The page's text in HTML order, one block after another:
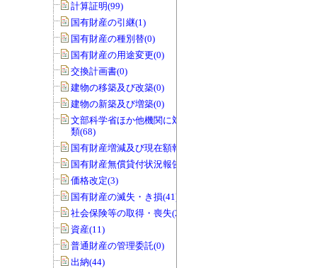
計算証明(99)
国有財産の引継(1)
国有財産の種別替(0)
国有財産の用途変更(0)
交換計画書(0)
建物の移築及び改築(0)
建物の新築及び増築(0)
文部科学省ほか他機関に対する報告書
類(68)
国有財産増減及び現在額報告書(32)
国有財産無償貸付状況報告書(0)
価格改定(3)
国有財産の滅失・き損(41)
社会保険等の取得・喪失(25)
資産(11)
普通財産の管理委託(0)
出納(44)